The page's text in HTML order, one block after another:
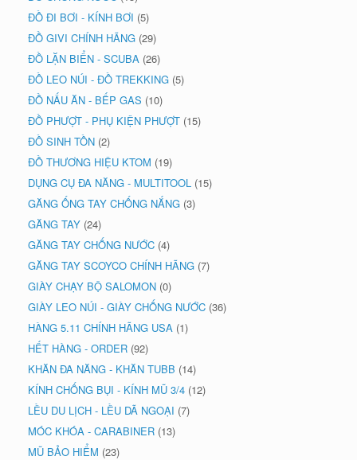
ĐỒ ĐI BƠI - KÍNH BƠI (5)
ĐỒ GIVI CHÍNH HÃNG (29)
ĐỒ LẶN BIỂN - SCUBA (26)
ĐỒ LEO NÚI - ĐỒ TREKKING (5)
ĐỒ NẤU ĂN - BẾP GAS (10)
ĐỒ PHƯỢT - PHỤ KIỆN PHƯỢT (15)
ĐỒ SINH TỒN (2)
ĐỒ THƯƠNG HIỆU KTOM (19)
DỤNG CỤ ĐA NĂNG - MULTITOOL (15)
GĂNG ỐNG TAY CHỐNG NẮNG (3)
GĂNG TAY (24)
GĂNG TAY CHỐNG NƯỚC (4)
GĂNG TAY SCOYCO CHÍNH HÃNG (7)
GIÀY CHẠY BỘ SALOMON (0)
GIÀY LEO NÚI - GIÀY CHỐNG NƯỚC (36)
HÀNG 5.11 CHÍNH HÃNG USA (1)
HẾT HÀNG - ORDER (92)
KHĂN ĐA NĂNG - KHĂN TUBB (14)
KÍNH CHỐNG BỤI - KÍNH MŨ 3/4 (12)
LỀU DU LỊCH - LỀU DÃ NGOẠI (7)
MÓC KHÓA - CARABINER (13)
MŨ BẢO HIỂM (23)